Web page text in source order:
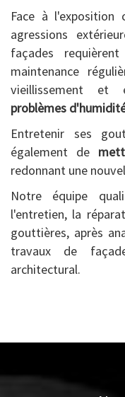
Face à l'exposition
agressions
façades
maintenance
vieillissement et
problèmes
Entretenir ses
également de
redonnant une
Notre équipe
l'entretien, la
gouttières, après
travaux de
architectural.